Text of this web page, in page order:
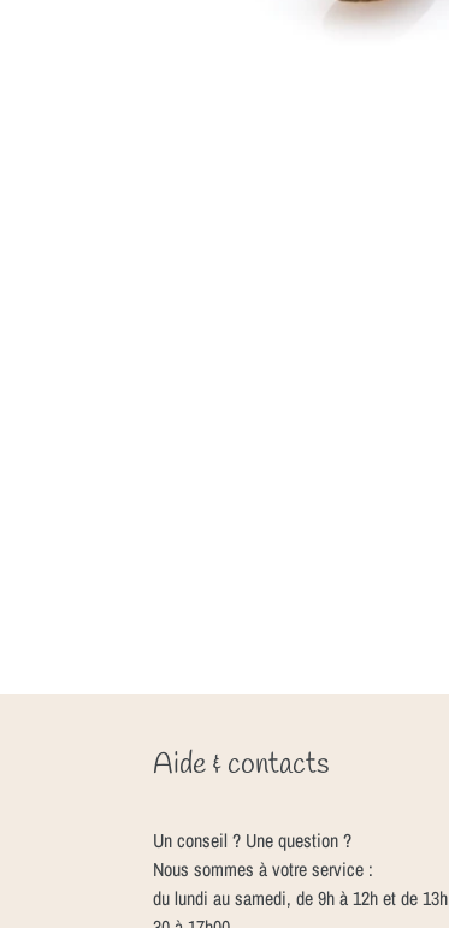
Aide & contacts
Un conseil ? Une question ?
Nous sommes à votre service :
du lundi au samedi, de 9h à 12h et de 13h